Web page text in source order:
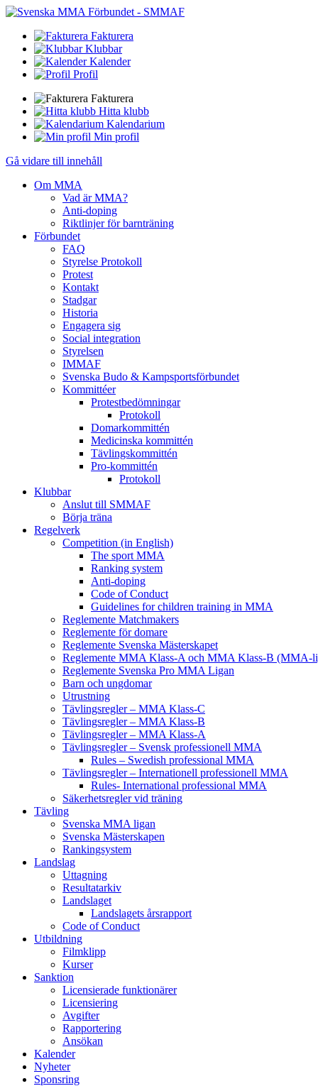
Fakturera
Klubbar
Kalender
Profil
Fakturera
Hitta klubb
Kalendarium
Min profil
Gå vidare till innehåll
Om MMA
Vad är MMA?
Anti-doping
Riktlinjer för barnträning
Förbundet
FAQ
Styrelse Protokoll
Protest
Kontakt
Stadgar
Historia
Engagera sig
Social integration
Styrelsen
IMMAF
Svenska Budo & Kampsportsförbundet
Kommittéer
Protestbedömningar
Protokoll
Domarkommittén
Medicinska kommittén
Tävlingskommittén
Pro-kommittén
Protokoll
Klubbar
Anslut till SMMAF
Börja träna
Regelverk
Competition (in English)
The sport MMA
Ranking system
Anti-doping
Code of Conduct
Guidelines for children training in MMA
Reglemente Matchmakers
Reglemente för domare
Reglemente Svenska Mästerskapet
Reglemente MMA Klass-A och MMA Klass-B (MMA-
Reglemente Svenska Pro MMA Ligan
Barn och ungdomar
Utrustning
Tävlingsregler – MMA Klass-C
Tävlingsregler – MMA Klass-B
Tävlingsregler – MMA Klass-A
Tävlingsregler – Svensk professionell MMA
Rules – Swedish professional MMA
Tävlingsregler – Internationell professionell MMA
Rules- International professional MMA
Säkerhetsregler vid träning
Tävling
Svenska MMA ligan
Svenska Mästerskapen
Rankingsystem
Landslag
Uttagning
Resultatarkiv
Landslaget
Landslagets årsrapport
Code of Conduct
Utbildning
Filmklipp
Kurser
Sanktion
Licensierade funktionärer
Licensiering
Avgifter
Rapportering
Ansökan
Kalender
Nyheter
Sponsring